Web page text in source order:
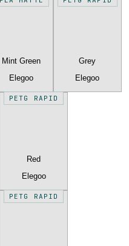
Mint Green
Elegoo
Grey
Elegoo
PETG RAPID
Red
Elegoo
PETG RAPID